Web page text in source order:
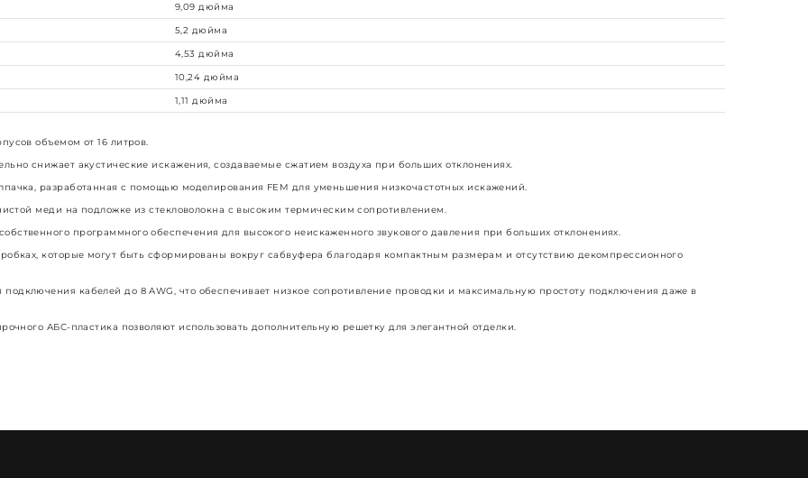
9,09 дюйма
5,2 дюйма
4,53 дюйма
10,24 дюйма
1,11 дюйма
объемом от 16 литров.
снижает акустические искажения, создаваемые сжатием воздуха при больших отклонениях.
разработанная с помощью моделирования FEM для уменьшения низкочастотных искажений.
меди на подложке из стекловолокна с высоким термическим сопротивлением.
программного обеспечения для высокого неискаженного звукового давления при больших отклонениях.
которые могут быть сформированы вокруг сабвуфера благодаря компактным размерам и отсутствию декомпрессионного
кабелей до 8 AWG, что обеспечивает низкое сопротивление проводки и максимальную простоту подключения даже в
АБС-пластика позволяют использовать дополнительную решетку для элегантной отделки.